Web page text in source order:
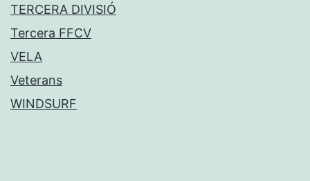
TERCERA DIVISIÓ
Tercera FFCV
VELA
Veterans
WINDSURF